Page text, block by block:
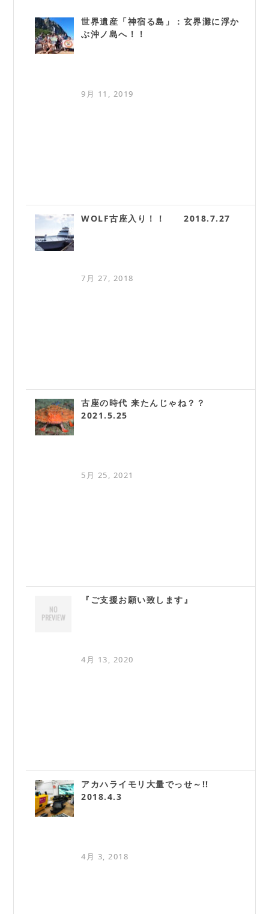
世界遺産「神宿る島」：玄界灘に浮か
ぶ沖ノ島へ！！
9月 11, 2019
WOLF古座入り！！ 2018.7.27
7月 27, 2018
古座の時代 来たんじゃね？？
2021.5.25
5月 25, 2021
『ご支援お願い致します』
4月 13, 2020
アカハライモリ大量でっせ～!!
2018.4.3
4月 3, 2018